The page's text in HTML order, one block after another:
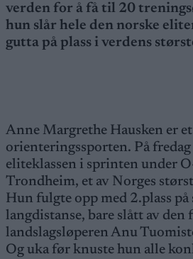
verden for å få til 20
hun slår hele den norske
gutta på plass i verdens
Anne Margrethe Hausken er
orienteringssporten. På
eliteklassen i sprinten under
Trondheim, et av Norges
Hun fulgte opp med 2.plass på
langdistanse, bare slått av den
landslagsløperen Anu
Og uka før knuste hun alle